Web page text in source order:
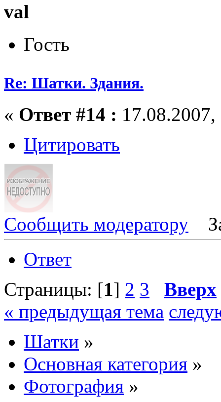
val
Гость
Re: Шатки. Здания.
« Ответ #14 :
Цитировать
Сообщить модератору
Ответ
Страницы: [1] 2 3
Вверх
« предыдущая тема
Шатки »
Основная категория »
Фотография »